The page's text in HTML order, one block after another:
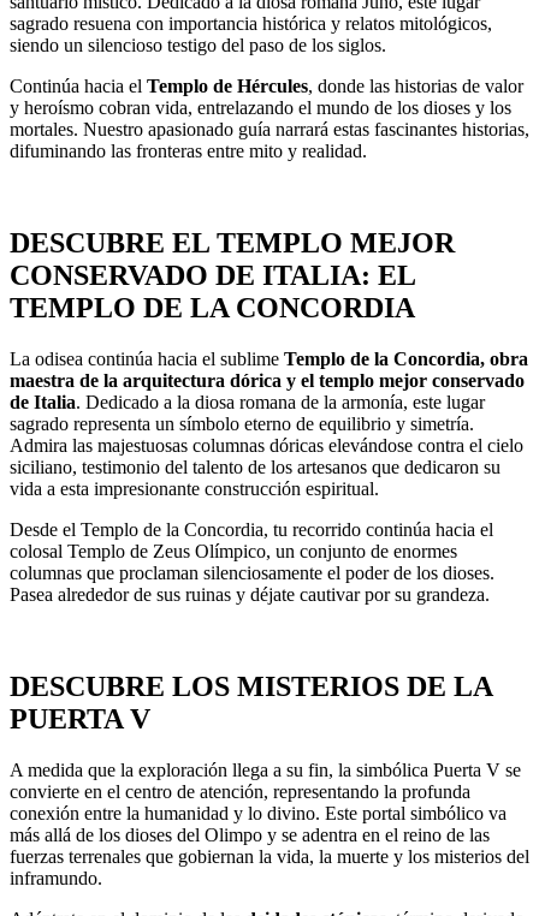
sagrado resuena con importancia histórica y relatos mitológicos,
siendo un silencioso testigo del paso de los siglos.
Continúa hacia el Templo de Hércules, donde las historias de valor
y heroísmo cobran vida, entrelazando el mundo de los dioses y los
mortales. Nuestro apasionado guía narrará estas fascinantes historias,
difuminando las fronteras entre mito y realidad.
DESCUBRE EL TEMPLO MEJOR
CONSERVADO DE ITALIA: EL
TEMPLO DE LA CONCORDIA
La odisea continúa hacia el sublime Templo de la Concordia, obra
maestra de la arquitectura dórica y el templo mejor conservado
de Italia. Dedicado a la diosa romana de la armonía, este lugar
sagrado representa un símbolo eterno de equilibrio y simetría.
Admira las majestuosas columnas dóricas elevándose contra el cielo
siciliano, testimonio del talento de los artesanos que dedicaron su
vida a esta impresionante construcción espiritual.
Desde el Templo de la Concordia, tu recorrido continúa hacia el
colosal Templo de Zeus Olímpico, un conjunto de enormes
columnas que proclaman silenciosamente el poder de los dioses.
Pasea alrededor de sus ruinas y déjate cautivar por su grandeza.
DESCUBRE LOS MISTERIOS DE LA
PUERTA V
A medida que la exploración llega a su fin, la simbólica Puerta V se
convierte en el centro de atención, representando la profunda
conexión entre la humanidad y lo divino. Este portal simbólico va
más allá de los dioses del Olimpo y se adentra en el reino de las
fuerzas terrenales que gobiernan la vida, la muerte y los misterios del
inframundo.